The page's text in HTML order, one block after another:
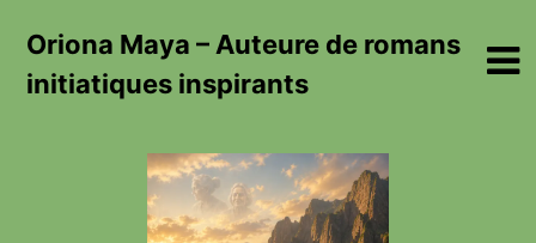
content
Oriona Maya – Auteure de romans
initiatiques inspirants